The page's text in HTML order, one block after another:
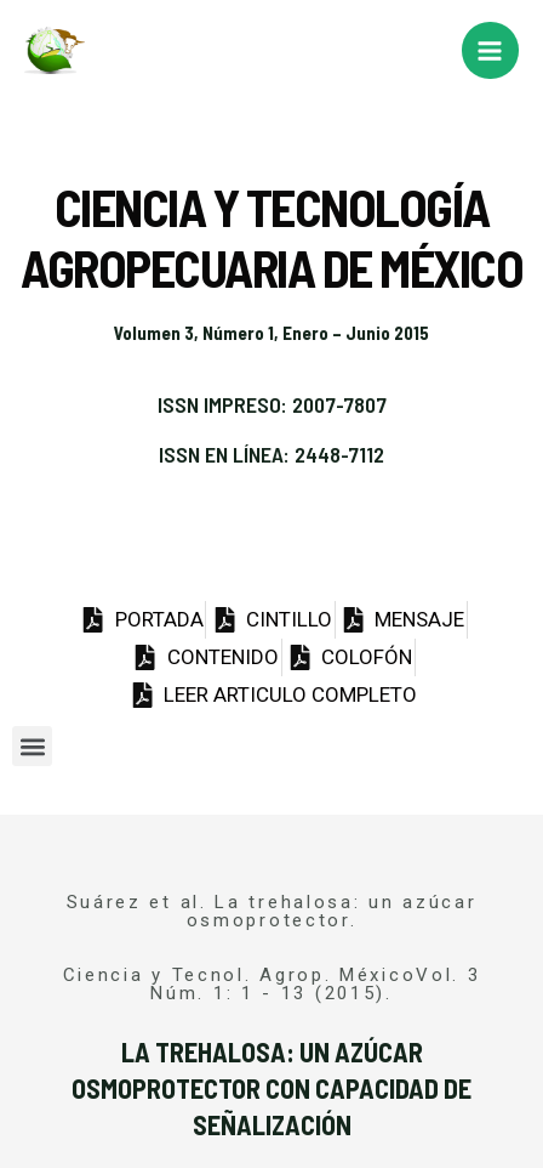
CIENCIA Y TECNOLOGÍA
AGROPECUARIA DE MÉXICO
Volumen 3, Número 1, Enero – Junio 2015
ISSN IMPRESO: 2007-7807
ISSN EN LÍNEA: 2448-7112
PORTADA CINTILLO
MENSAJE
CONTENIDO
COLOFÓN
LEER ARTICULO COMPLETO
Suárez et al. La trehalosa: un azúcar
osmoprotector.
Ciencia y Tecnol. Agrop. MéxicoVol. 3
Núm. 1: 1 - 13 (2015).
LA TREHALOSA: UN AZÚCAR
OSMOPROTECTOR CON CAPACIDAD DE
SEÑALIZACIÓN